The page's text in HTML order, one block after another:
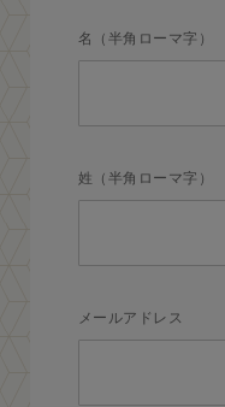
名（半角ローマ字）
姓（半角ローマ字）
メールアドレス